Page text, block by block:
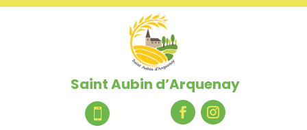
Saint Aubin d’Arquenay
